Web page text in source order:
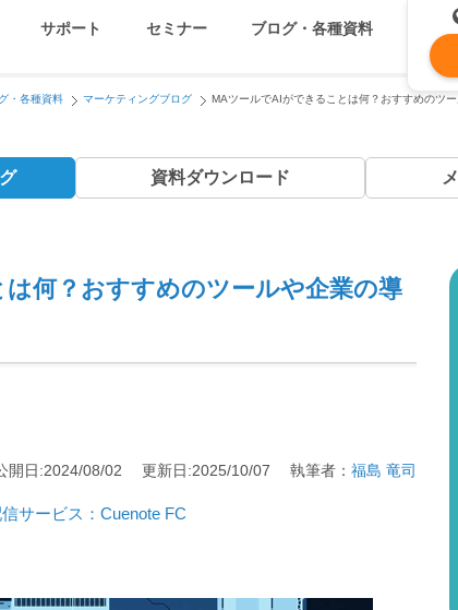
メールリレーサーバー
認証サービス
サポート セミナー ブログ・各種資料
・各種資料 マーケティングブログ MAツールでAIができることは何？おすすめのツ
資料ダウンロード
何？おすすめのツールや企業の導
開日:2024/08/02 更新日:2025/10/07 執筆者： 福島 竜司
サービス：Cuenote FC